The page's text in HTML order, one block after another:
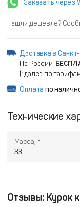
Заказать через
Нашли дешевле?
Доставка в
По России:
(*далее по
Оплата по
Технические
Масса, г
33
Отзывы: Курок